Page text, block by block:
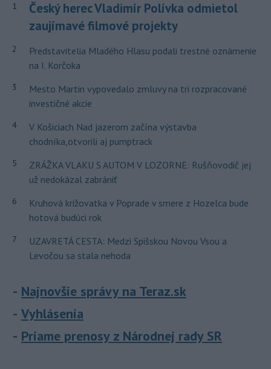
1
Český herec Vladimír Polívka odmietol
zaujímavé filmové projekty
2
Predstavitelia Mladého Hlasu podali trestné oznámenie
na I. Korčoka
3
Mesto Martin vypovedalo zmluvy na tri rozpracované
investičné akcie
4
V Košiciach Nad jazerom začína výstavba
chodníka,otvorili aj pumptrack
5
ZRÁŽKA VLAKU S AUTOM V LOZORNE: Rušňovodič jej
už nedokázal zabrániť
6
Kruhová križovatka v Poprade v smere z Hozelca bude
hotová budúci rok
7
UZAVRETÁ CESTA: Medzi Spišskou Novou Vsou a
Levočou sa stala nehoda
Najnovšie správy na Teraz.sk
Vyhlásenia
Priame prenosy z Národnej rady SR